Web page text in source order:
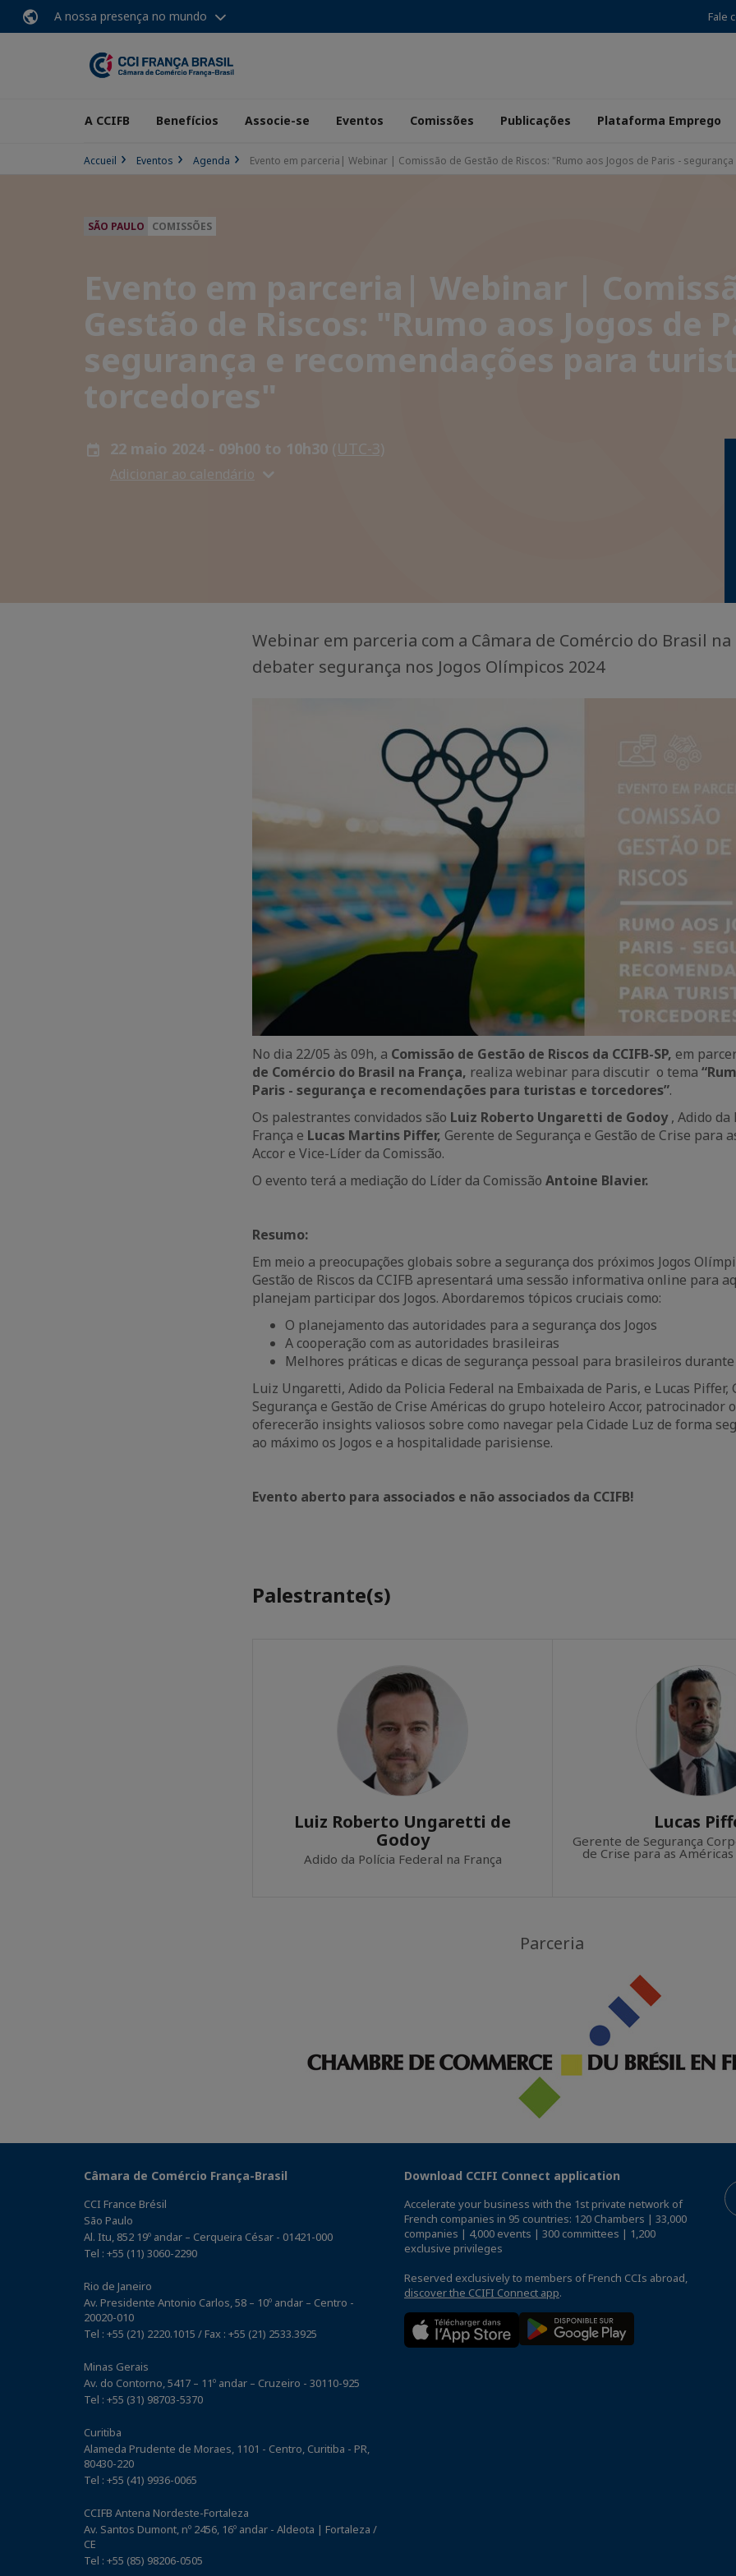
A nossa presença no mundo Fale
A CCIFB Benefícios Associe-se Eventos Comissões Publicações Plataforma Emprego
Accueil Eventos Agenda Evento em parceria| Webinar | Comissão de Gestão de Riscos: "Rumo aos Jogos de Paris -
SÃO PAULO COMISSÕES
Evento em parceria| Webinar |
Gestão de Riscos: "Rumo aos Jogos de
segurança e recomendações para
torcedores"
22 maio 2024 - 09h00 to 10h30 (UTC-3)
Adicionar ao calendário
Webinar em parceria com a Câmara de Comércio do Brasil
debater segurança nos Jogos Olímpicos 2024
No dia 22/05 às 09h, a Comissão de Gestão de Riscos da CCIFB-SP, em
de Comércio do Brasil na França, realiza webinar para discutir o tema
Paris - segurança e recomendações para turistas e torcedores”.
Os palestrantes convidados são Luiz Roberto Ungaretti de Godoy, Adido
França e Lucas Martins Piffer, Gerente de Segurança e Gestão de Crise para
Accor e Vice-Líder da Comissão.
O evento terá a mediação do Líder da Comissão Antoine Blavier.
Resumo:
Em meio a preocupações globais sobre a segurança dos próximos Jogos
Gestão de Riscos da CCIFB apresentará uma sessão informativa online para
planejam participar dos Jogos. Abordaremos tópicos cruciais como:
O planejamento das autoridades para a segurança dos Jogos
A cooperação com as autoridades brasileiras
Melhores práticas e dicas de segurança pessoal para brasileiros
Luiz Ungaretti, Adido da Policia Federal na Embaixada de Paris, e Lucas Piffer,
Segurança e Gestão de Crise Américas do grupo hoteleiro Accor, patrocinador
oferecerão insights valiosos sobre como navegar pela Cidade Luz de forma
ao máximo os Jogos e a hospitalidade parisiense.
Evento aberto para associados e não associados da CCIFB!
Palestrante(s)
Luiz Roberto Ungaretti de
Godoy
Adido da Polícia Federal na França
Lucas
Gerente de Segurança
de Crise para as
Parceria
Câmara de Comércio França-Brasil
CCI France Brésil
São Paulo
Al. Itu, 852 19º andar – Cerqueira César - 01421-000
Tel : +55 (11) 3060-2290
Rio de Janeiro
Av. Presidente Antonio Carlos, 58 – 10º andar – Centro -
20020-010
Tel : +55 (21) 2220.1015 / Fax : +55 (21) 2533.3925
Minas Gerais
Av. do Contorno, 5417 – 11º andar – Cruzeiro - 30110-925
Tel : +55 (31) 98703-5370
Curitiba
Alameda Prudente de Moraes, 1101 - Centro, Curitiba - PR,
80430-220
Tel : +55 (41) 9936-0065
CCIFB Antena Nordeste-Fortaleza
Av. Santos Dumont, nº 2456, 16º andar - Aldeota | Fortaleza /
CE
Tel : +55 (85) 98206-0505
Download CCIFI Connect application
Accelerate your business with the 1st private network of
French companies in 95 countries: 120 Chambers | 33,000
companies | 4,000 events | 300 committees | 1,200
exclusive privileges
Reserved exclusively to members of French CCIs abroad,
discover the CCIFI Connect app.